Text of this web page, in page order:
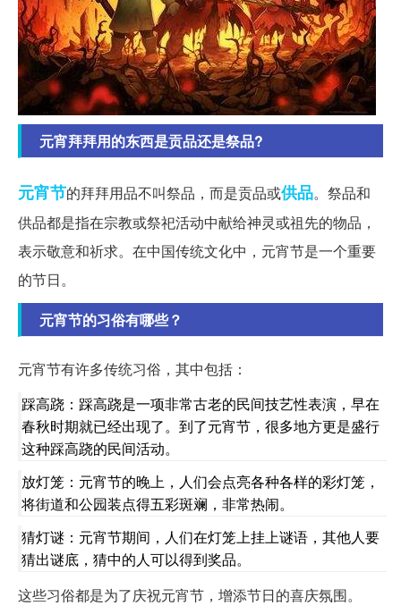
元宵拜拜用的东西是贡品还是祭品?
元宵节的拜拜用品不叫祭品，而是贡品或供品。祭品和
供品都是指在宗教或祭祀活动中献给神灵或祖先的物品，
表示敬意和祈求。在中国传统文化中，元宵节是一个重要
的节日。
元宵节的习俗有哪些？
元宵节有许多传统习俗，其中包括：
踩高跷：踩高跷是一项非常古老的民间技艺性表演，早在
春秋时期就已经出现了。到了元宵节，很多地方更是盛行
这种踩高跷的民间活动。
放灯笼：元宵节的晚上，人们会点亮各种各样的彩灯笼，
将街道和公园装点得五彩斑斓，非常热闹。
猜灯谜：元宵节期间，人们在灯笼上挂上谜语，其他人要
猜出谜底，猜中的人可以得到奖品。
这些习俗都是为了庆祝元宵节，增添节日的喜庆氛围。